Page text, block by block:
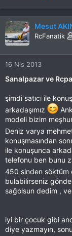
Mesut
RcFanatik
16 Nis 2013
Sanalpazar ve
şimdi satıcı ile
arkadaşımız
modeli bizim
Deniz varya
konuşmasından
ile konuşunca
telefonu ben bunu
450 sinden söktüm
bulabilirseniz
sağolsun dedim ,
iyi bir çocuk gibi
diye yazmayın,